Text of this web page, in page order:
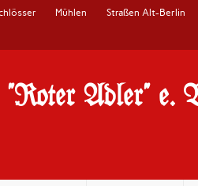
Mühlen Straßen Alt-Berlin
"Roter Adler" e.